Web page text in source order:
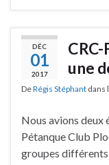
DÉC
01
2017
une
DeRégis Stéphant dans
Nous avions deux
Pétanque Club
groupes différents